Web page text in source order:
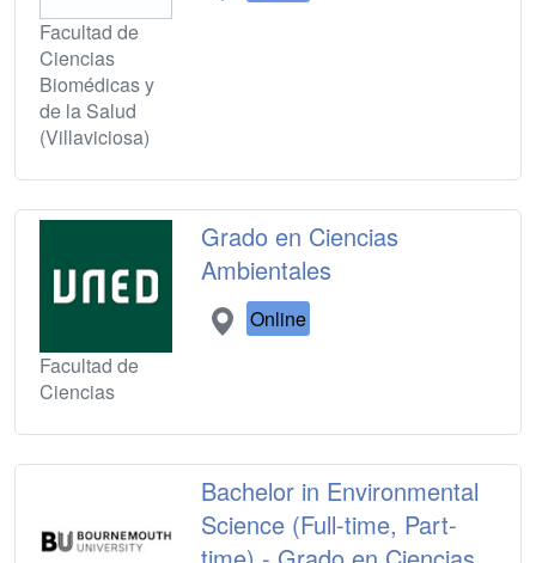
Facultad de
Ciencias
Biomédicas y
de la Salud
(Villaviciosa)
Facultad de
Ciencias
Grado en Ciencias
Ambientales
Online
Bachelor in Environmental
Science (Full-time, Part-